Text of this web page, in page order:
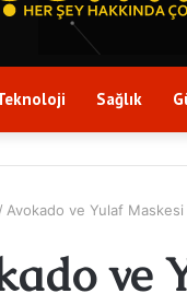
Sağlık
/ Avokado ve Yulaf Maskesi
ve